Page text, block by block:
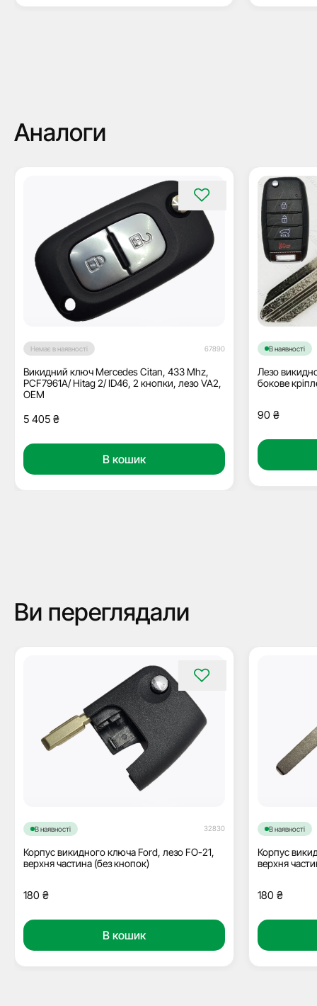
Аналоги
Немає в наявності 67890
Викидний ключ Mercedes Citan, 433 Mhz,
PCF7961A/ Hitag 2/ ID46, 2 кнопки, лезо VA2,
ОЕМ
5 405 ₴
В кошик
В наявності
Лезо
бокове
90 ₴
Ви переглядали
В наявності 32830
Корпус викидного ключа Ford, лезо FO-21,
верхня частина (без кнопок)
180 ₴
В кошик
В наявності
Корпус
верхня
180 ₴